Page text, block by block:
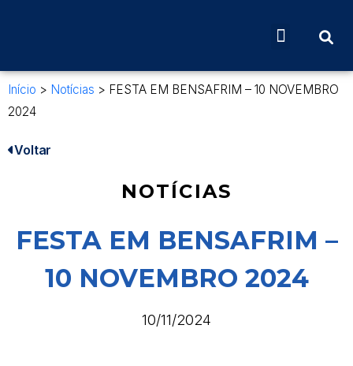
Início > Notícias > FESTA EM BENSAFRIM – 10 NOVEMBRO
2024
Voltar
NOTÍCIAS
FESTA EM BENSAFRIM –
10 NOVEMBRO 2024
10/11/2024